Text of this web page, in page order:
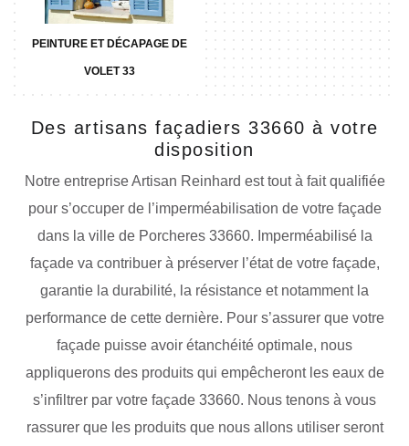
PEINTURE ET DÉCAPAGE DE
VOLET 33
Des artisans façadiers 33660 à votre
disposition
Notre entreprise Artisan Reinhard est tout à fait qualifiée
pour s’occuper de l’imperméabilisation de votre façade
dans la ville de Porcheres 33660. Imperméabilisé la
façade va contribuer à préserver l’état de votre façade,
garantie la durabilité, la résistance et notamment la
performance de cette dernière. Pour s’assurer que votre
façade puisse avoir étanchéité optimale, nous
appliquerons des produits qui empêcheront les eaux de
s’infiltrer par votre façade 33660. Nous tenons à vous
rassurer que les produits que nous allons utiliser seront